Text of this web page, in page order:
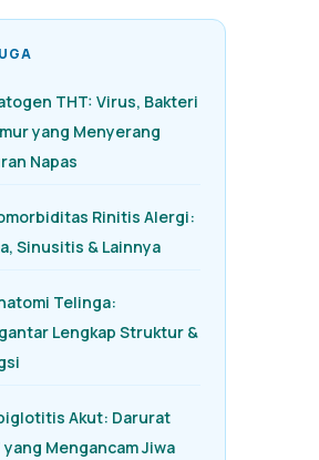
THT: Virus, Bakteri
yang Menyerang
Napas
Rinitis Alergi:
Sinusitis & Lainnya
Telinga:
Lengkap Struktur &
Akut: Darurat
yang Mengancam Jiwa